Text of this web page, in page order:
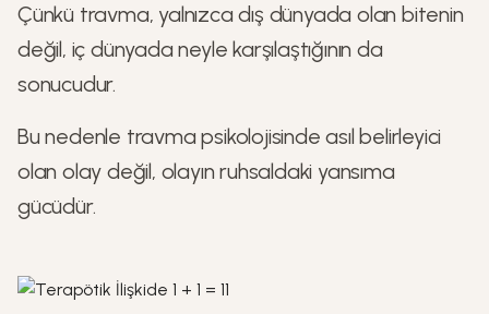
Çünkü travma, yalnızca dış dünyada olan bitenin
değil, iç dünyada neyle karşılaştığının da
sonucudur.
Bu nedenle travma psikolojisinde asıl belirleyici
olan olay değil, olayın ruhsaldaki yansıma
gücüdür.